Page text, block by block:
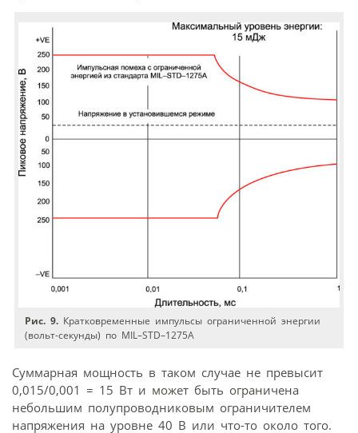
Рис. 9. Кратковременные импульсы ограниченной энергии
(вольт-секунды) по MIL–STD–1275A
Суммарная мощность в таком случае не превысит
0,015/0,001 = 15 Вт и может быть ограничена
небольшим полупроводниковым ограничителем
напряжения на уровне 40 В или что-то около того.